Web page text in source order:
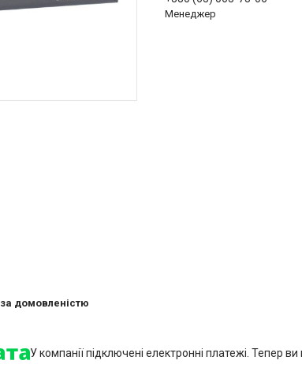
Менеджер
за домовленістю
У компанії підключені електронні платежі. Тепер